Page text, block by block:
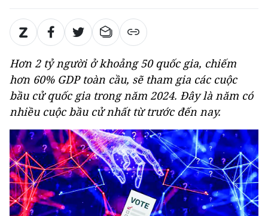
Hơn 2 tỷ người ở khoảng 50 quốc gia, chiếm
hơn 60% GDP toàn cầu, sẽ tham gia các cuộc
bầu cử quốc gia trong năm 2024. Đây là năm có
nhiều cuộc bầu cử nhất từ trước đến nay.